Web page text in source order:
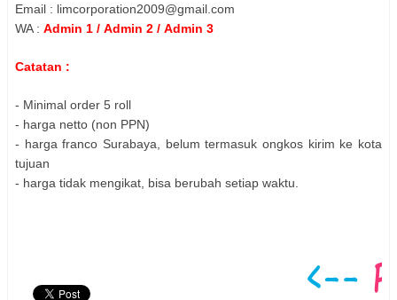
Email : limcorporation2009@gmail.com
WA : Admin 1 / Admin 2 / Admin 3
Catatan :
- Minimal order 5 roll
- harga netto (non PPN)
- harga franco Surabaya, belum termasuk ongkos kirim ke kota
tujuan
- harga tidak mengikat, bisa berubah setiap waktu.